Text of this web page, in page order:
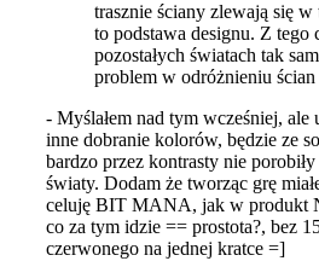
trasznie ściany zlewają się w
to podstawa designu. Z tego
pozostałych światach tak
problem w odróżnieniu ścian
- Myślałem nad tym wcześniej, ale
inne dobranie kolorów, będzie ze
bardzo przez kontrasty nie
światy. Dodam że tworząc grę
celuję BIT MANA, jak w produkt
co za tym idzie == prostota?, bez
czerwonego na jednej kratce =]